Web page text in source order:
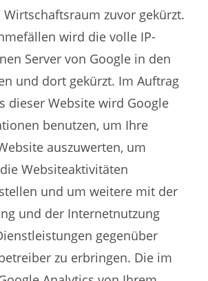
Wirtschaftsraum zuvor gekürzt.
wird die volle IP-
Server von Google in den
und dort gekürzt. Im Auftrag
dieser Website wird Google
benutzen, um Ihre
auszuwerten, um
Websiteaktivitäten
und um weitere mit der
und der Internetnutzung
gegenüber
zu erbringen. Die im